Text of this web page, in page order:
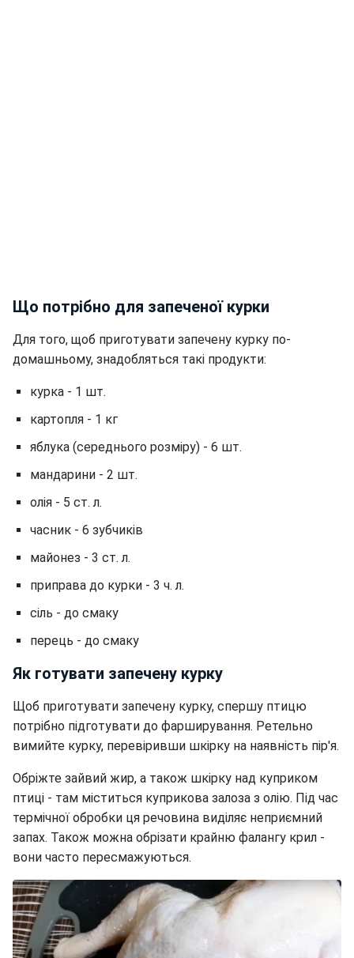
Що потрібно для запеченої курки
Для того, щоб приготувати запечену курку по-
домашньому, знадобляться такі продукти:
курка - 1 шт.
картопля - 1 кг
яблука (середнього розміру) - 6 шт.
мандарини - 2 шт.
олія - 5 ст. л.
часник - 6 зубчиків
майонез - 3 ст. л.
приправа до курки - 3 ч. л.
сіль - до смаку
перець - до смаку
Як готувати запечену курку
Щоб приготувати запечену курку, спершу птицю
потрібно підготувати до фарширування. Ретельно
вимийте курку, перевіривши шкірку на наявність пір'я.
Обріжте зайвий жир, а також шкірку над куприком
птиці - там міститься куприкова залоза з олію. Під час
термічної обробки ця речовина виділяє неприємний
запах. Також можна обрізати крайню фалангу крил -
вони часто пересмажуються.